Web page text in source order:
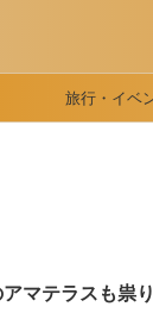
旅行・イベ
マテラスも祟